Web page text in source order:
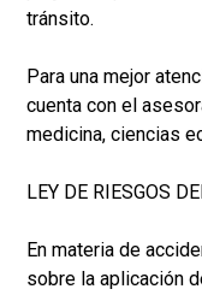
tránsito.
Para una mejor
cuenta con el
medicina, ciencias
LEY DE RIESGOS
En materia de
sobre la aplicación